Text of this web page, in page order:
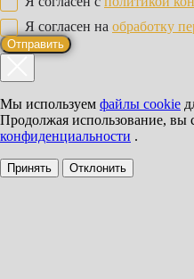
Я согласен на обработку
Отправить
Мы используем файлы cookie
Продолжая использование, вы
конфиденциальности .
Принять Отклонить